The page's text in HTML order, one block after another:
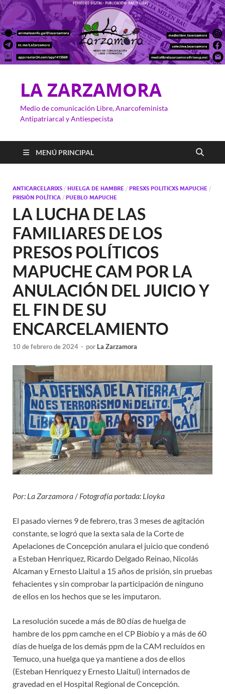
LA ZARZAMORA
Medio de comunicación Libre, Anarcofeminista
Antipatriarcal y Antiespecista
MENÚ PRINCIPAL
ANTICARCELARIXS / HUELGA DE HAMBRE / PRESXS POLITICXS MAPUCHE /
PRISIÓN POLÍTICA / PUEBLO MAPUCHE
LA LUCHA DE LAS
FAMILIARES DE LOS
PRESOS POLÍTICOS
MAPUCHE CAM POR LA
ANULACIÓN DEL JUICIO Y
EL FIN DE SU
ENCARCELAMIENTO
10 de febrero de 2024 - por La Zarzamora
Por: La Zarzamora / Fotografía portada: Lloyka
El pasado viernes 9 de febrero, tras 3 meses de agitación
constante, se logró que la sexta sala de la Corte de
Apelaciones de Concepción anulara el juicio que condenó
a Esteban Henriquez, Ricardo Delgado Reinao, Nicolás
Alcaman y Ernesto Llaitul a 15 años de prisión, sin pruebas
fehacientes y sin comprobar la participación de ninguno
de ellos en los hechos que se les imputaron.
La resolución sucede a más de 80 días de huelga de
hambre de los ppm camche en el CP Biobío y a más de 60
días de huelga de los demás ppm de la CAM recluídos en
Temuco, una huelga que ya mantiene a dos de ellos
(Esteban Henriquez y Ernesto Llaitul) internados de
gravedad en el Hospital Regional de Concepción.